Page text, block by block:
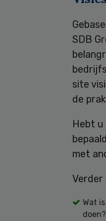
SDB
site
de
Hebt
met
Verder
Wat
doen?